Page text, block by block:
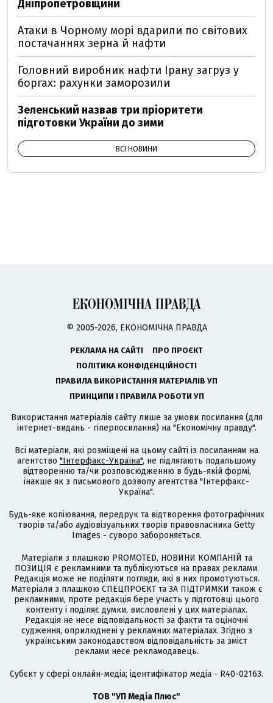
Дніпропетровщини
Атаки в Чорному морі вдарили по світових
постачаннях зерна й нафти
Головний виробник нафти Ірану загруз у
боргах: рахунки заморозили
Зеленський назвав три пріоритети
підготовки України до зими
ВСІ НОВИНИ
© 2005-2026, ЕКОНОМІЧНА ПРАВДА
РЕКЛАМА НА САЙТІ
ПРО ПРОЄКТ
ПОЛІТИКА КОНФІДЕНЦІЙНОСТІ
ПРАВИЛА ВИКОРИСТАННЯ МАТЕРІАЛІВ УП
ПРИНЦИПИ І ПРАВИЛА РОБОТИ УП
Використання матеріалів сайту лише за умови посилання (для
інтернет-видань - гіперпосилання) на "Економічну правду".
Всі матеріали, які розміщені на цьому сайті із посиланням на
агентство "Інтерфакс-Україна", не підлягають подальшому
відтворенню та/чи розповсюдженню в будь-якій формі,
інакше як з письмового дозволу агентства "Інтерфакс-
Україна".
Будь-яке копіювання, передрук та відтворення фотографічних
творів та/або аудіовізуальних творів правовласника Getty
Images - суворо забороняється.
Матеріали з плашкою PROMOTED, НОВИНИ КОМПАНІЙ та
ПОЗИЦІЯ є рекламними та публікуються на правах реклами.
Редакція може не поділяти погляди, які в них промотуються.
Матеріали з плашкою СПЕЦПРОЄКТ та ЗА ПІДТРИМКИ також є
рекламними, проте редакція бере участь у підготовці цього
контенту і поділяє думки, висловлені у цих матеріалах.
Редакція не несе відповідальності за факти та оціночні
судження, оприлюднені у рекламних матеріалах. Згідно з
українським законодавством відповідальність за зміст
реклами несе рекламодавець.
Cубєкт у сфері онлайн-медіа; ідентифікатор медіа - R40-02163.
ТОВ "УП Медіа Плюс"